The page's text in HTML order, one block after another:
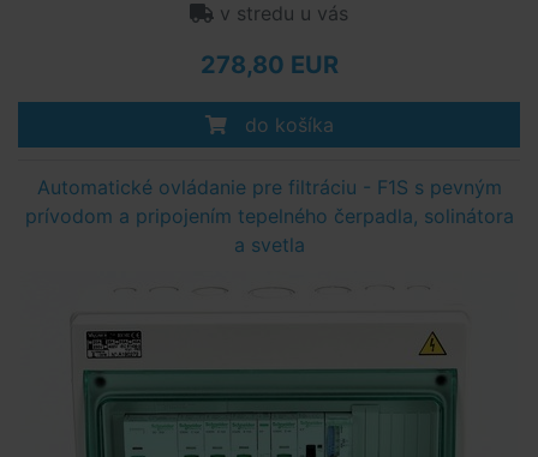
v stredu u vás
278,80 EUR
do košíka
Automatické ovládanie pre filtráciu - F1S s pevným
prívodom a pripojením tepelného čerpadla, solinátora
a svetla